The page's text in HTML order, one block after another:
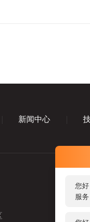
您
服
您
了
新闻中心